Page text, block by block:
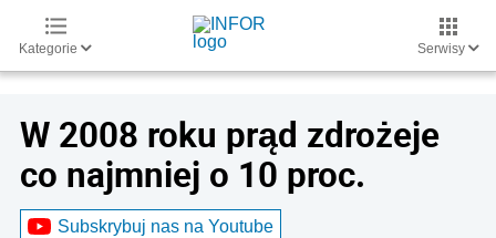
Kategorie Serwisy
W 2008 roku prąd zdrożeje
co najmniej o 10 proc.
Subskrybuj nas na Youtube